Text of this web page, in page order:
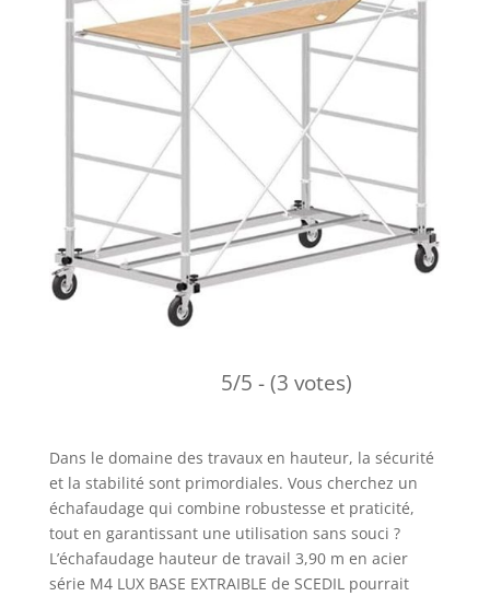
5/5 - (3 votes)
Dans le domaine des travaux en hauteur, la sécurité
et la stabilité sont primordiales. Vous cherchez un
échafaudage qui combine robustesse et praticité,
tout en garantissant une utilisation sans souci ?
L’échafaudage hauteur de travail 3,90 m en acier
série M4 LUX BASE EXTRAIBLE de SCEDIL pourrait